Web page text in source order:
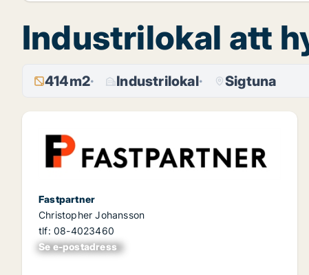
Industrilokal att
414m2 Industrilokal Sigtuna
Fastpartner
Christopher Johansson
tlf: 08-4023460
Se e-postadress
xxxxxxxxxxxxxxx